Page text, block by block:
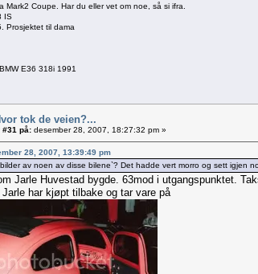
Mark2 Coupe. Har du eller vet om noe, så si ifra.
IS
Prosjektet til dama
E36 318i 1991
tok de veien?...
#31 på: desember 28, 2007, 18:27:32 pm »
28, 2007, 13:39:49 pm
av noen av disse bilene`? Det hadde vert morro og sett igjen
Jarle Huvestad bygde. 63mod i utgangspunktet.
har kjøpt tilbake og tar vare på